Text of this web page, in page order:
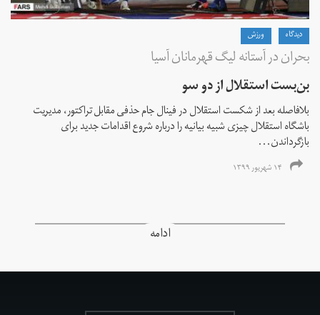
دیدگاه ورزش
بحران در آستانه لیگ قهرمانان آسیا
بن‌بست استقلال از دو سو
بلافاصله بعد از شکست استقلال در فینال جام حذفی مقابل تراکتور، مدیریت
باشگاه استقلال چیزی شبیه بیانیه را درباره شروع اقدامات جدید برای
بازگرداندن...
۱۴ شهریور ۱۳۹۹
ادامه